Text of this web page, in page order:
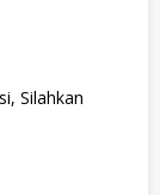
Silahkan